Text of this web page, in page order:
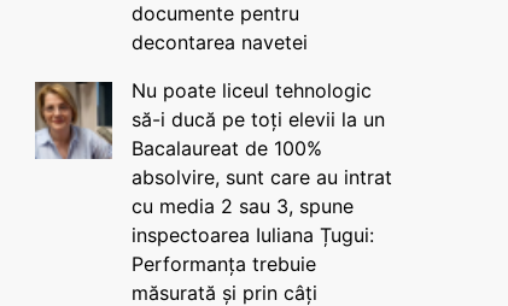
documente pentru
decontarea navetei
Nu poate liceul tehnologic
să-i ducă pe toți elevii la un
Bacalaureat de 100%
absolvire, sunt care au intrat
cu media 2 sau 3, spune
inspectoarea Iuliana Țugui:
Performanța trebuie
măsurată și prin câți